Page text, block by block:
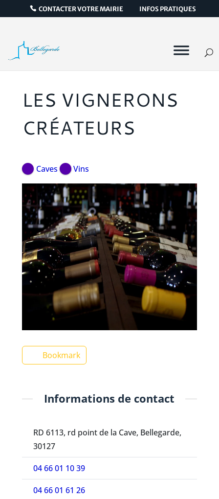
CONTACTER VOTRE MAIRIE INFOS PRATIQUES
LES VIGNERONS
CRÉATEURS
Caves Vins
Bookmark
Informations de contact
RD 6113, rd point de la Cave, Bellegarde,
30127
04 66 01 10 39
04 66 01 61 26